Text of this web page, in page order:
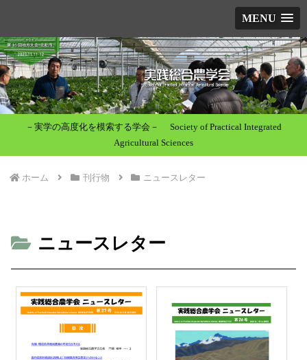
MENU
－実学の高度化を模索する学会－ Society of Practical Integrated
Agricultural Sciences
ホーム 刊行物 ニュースレター
ニュースレター